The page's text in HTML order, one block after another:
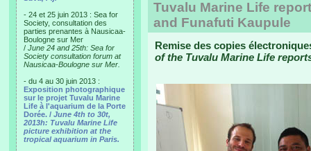
- 24 et 25 juin 2013 : Sea for
Society, consultation des
parties prenantes à Nausicaa-
Boulogne sur Mer
/ June 24 and 25th: Sea for
Society consultation forum at
Nausicaa-Boulogne sur Mer.
- du 4 au 30 juin 2013 :
Exposition photographique
sur le projet Tuvalu Marine
Life à l'aquarium de la Porte
Dorée. / June 4th to 30t,
2013h: Tuvalu Marine Life
picture exhibition at the
tropical aquarium in Paris.
Tuvalu Marine Life
and Funafuti Kaupule
Remise des copies
of the Tuvalu Marine Life